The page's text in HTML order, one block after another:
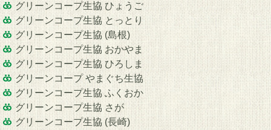
グリーンコープ生協 ひょうご
グリーンコープ生協 とっとり
グリーンコープ生協 (島根)
グリーンコープ生協 おかやま
グリーンコープ生協 ひろしま
グリーンコープ やまぐち生協
グリーンコープ生協 ふくおか
グリーンコープ生協 さが
グリーンコープ生協 (長崎)